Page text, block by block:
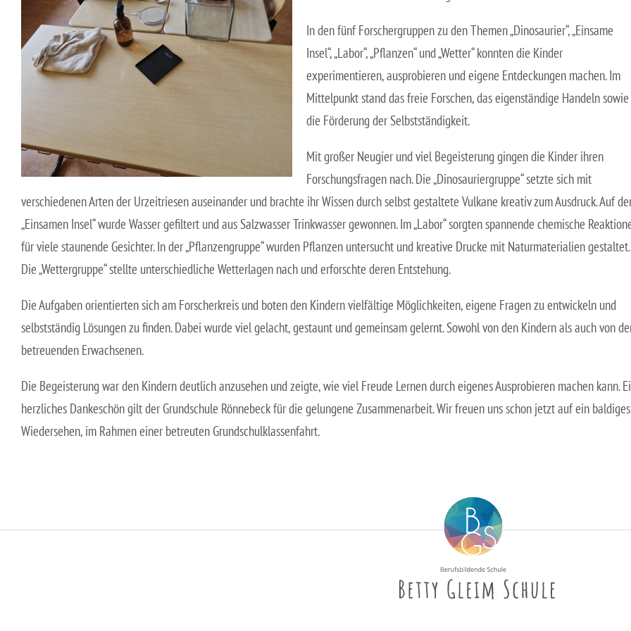
In den fünf Forschergruppen zu den Themen „Dinosaurier“, „Einsame
Insel“, „Labor“, „Pflanzen“ und „Wetter“ konnten die Kinder
experimentieren, ausprobieren und eigene Entdeckungen machen. Im
Mittelpunkt stand das freie Forschen, das eigenständige Handeln sowie
die Förderung der Selbstständigkeit.
Mit großer Neugier und viel Begeisterung gingen die Kinder ihren
Forschungsfragen nach. Die „Dinosauriergruppe“ setzte sich mit
verschiedenen Arten der Urzeitriesen auseinander und brachte ihr Wissen durch selbst gestaltete Vulkane kreativ zum Ausdruck. Auf
„Einsamen Insel“ wurde Wasser gefiltert und aus Salzwasser Trinkwasser gewonnen. Im „Labor“ sorgten spannende chemische
für viele staunende Gesichter. In der „Pflanzengruppe“ wurden Pflanzen untersucht und kreative Drucke mit Naturmaterialien gestaltet.
Die „Wettergruppe“ stellte unterschiedliche Wetterlagen nach und erforschte deren Entstehung.
Die Aufgaben orientierten sich am Forscherkreis und boten den Kindern vielfältige Möglichkeiten, eigene Fragen zu entwickeln und
selbstständig Lösungen zu finden. Dabei wurde viel gelacht, gestaunt und gemeinsam gelernt. Sowohl von den Kindern als auch von
betreuenden Erwachsenen.
Die Begeisterung war den Kindern deutlich anzusehen und zeigte, wie viel Freude Lernen durch eigenes Ausprobieren machen kann.
herzliches Dankeschön gilt der Grundschule Rönnebeck für die gelungene Zusammenarbeit. Wir freuen uns schon jetzt auf ein baldiges
Wiedersehen, im Rahmen einer betreuten Grundschulklassenfahrt.